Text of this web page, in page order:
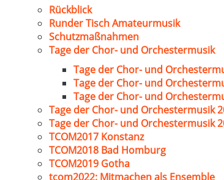
Rückblick
Runder Tisch Amateurmusik
Schutzmaßnahmen
Tage der Chor- und Orchestermusik
Tage der Chor- und
Tage der Chor- und
Tage der Chor- und
Tage der Chor- und Orchestermusik
Tage der Chor- und Orchestermusik
TCOM2017 Konstanz
TCOM2018 Bad Homburg
TCOM2019 Gotha
tcom2022: Mitmachen als Ensemble